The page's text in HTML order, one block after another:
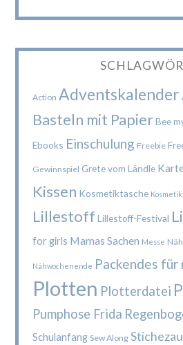
Action Adventskalender
Basteln mit Papier Bee
Ebooks Einschulung Freebie
Gewinnspiel Grete vom Ländle
Kissen Kosmetiktasche
Lillestoff Lillestoff-Festival
for girls Mamas Sachen Messe
Nähwochenende Packendes für
Plotten Plotterdatei
Pumphose Frida
Schulanfang Sew Along